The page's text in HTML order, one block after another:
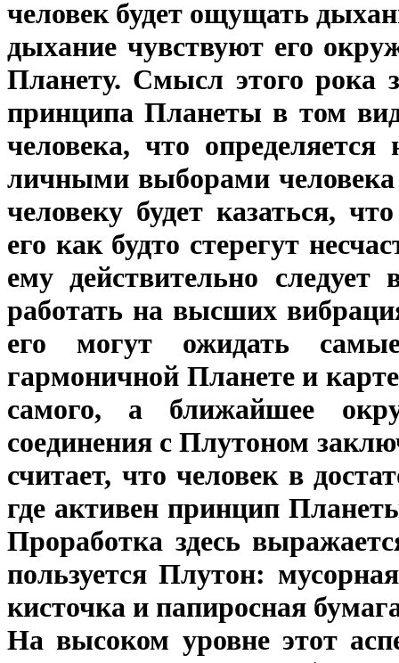
человек будет ощущать
дыхание чувствуют его
Планету. Смысл этого рока
принципа Планеты в том
человека, что
личными выборами
человеку будет казаться,
его как будто стерегут
ему действительно
работать на высших
его могут ожидать
гармоничной Планете и
самого, а ближайшее
соединения с Плутоном
считает, что человек в
где активен принцип
Проработка здесь
пользуется Плутон:
кисточка и папиросная
На высоком уровне этот